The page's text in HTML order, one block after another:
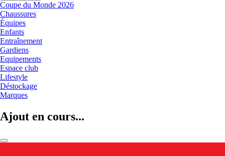
Coupe du Monde 2026
Chaussures
Équipes
Enfants
Entraînement
Gardiens
Equipements
Espace club
Lifestyle
Déstockage
Marques
Ajout en cours...